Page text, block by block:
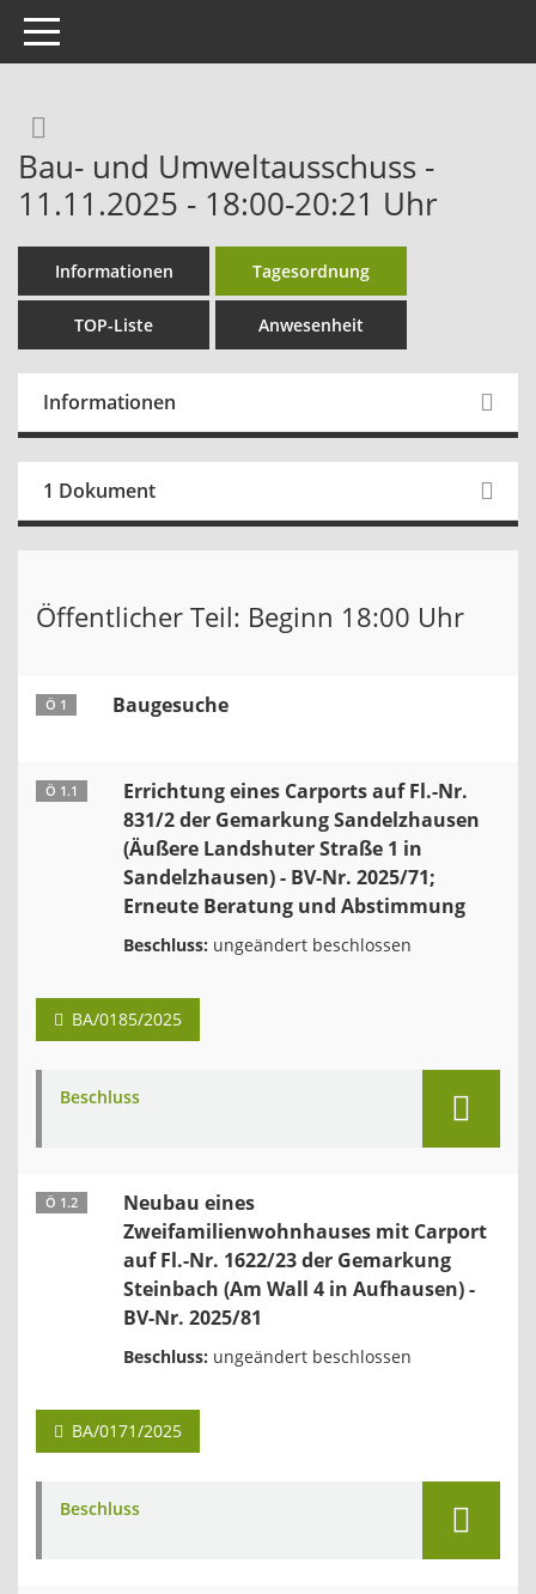
Toggle navigation
Bau- und Umweltausschuss -
11.11.2025 - 18:00-20:21 Uhr
Informationen Tagesordnung
TOP-Liste Anwesenheit
Informationen
1 Dokument
Öffentlicher Teil: Beginn 18:00 Uhr
Ö 1 Baugesuche
Ö 1.1
Errichtung eines Carports auf Fl.-Nr.
831/2 der Gemarkung Sandelzhausen
(Äußere Landshuter Straße 1 in
Sandelzhausen) - BV-Nr. 2025/71;
Erneute Beratung und Abstimmung
Beschluss: ungeändert beschlossen
BA/0185/2025
Beschluss
Ö 1.2
Neubau eines
Zweifamilienwohnhauses mit Carport
auf Fl.-Nr. 1622/23 der Gemarkung
Steinbach (Am Wall 4 in Aufhausen) -
BV-Nr. 2025/81
Beschluss: ungeändert beschlossen
BA/0171/2025
Beschluss